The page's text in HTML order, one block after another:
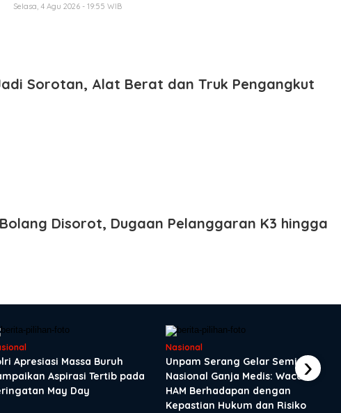
Selasa, 4 Agu 2026 - 19:55 WIB
Sorotan, Alat Berat dan Truk Pengangkut
Disorot, Dugaan Pelanggaran K3 hingga
Apresiasi Massa Buruh
Aspirasi Tertib pada
May Day
Nasional
Unpam Serang Gelar Seminar
Nasional Ganja Medis: Wacana
HAM Berhadapan dengan
Kepastian Hukum dan Risiko
›